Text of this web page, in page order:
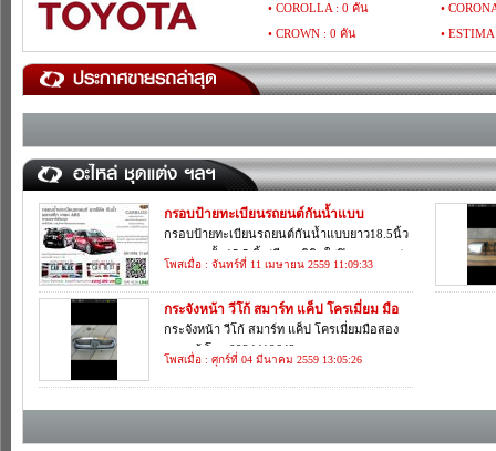
• COROLLA : 0 คัน
•
• CROWN : 0 คัน
•
• HARRIER : 0 คัน
• HIACE
• IPSUM : 0 คัน
• IST : 0
• LAND CRUISER : 0 คัน
•
• MARK : 0 คัน
• MR : 0
• PORTE : 0 คัน
•
• RAV4 : 0 คัน
•
•
• SOLUNA : 0 คัน
• SUPER CUSTOM : 0 คัน
• TRUENO : 0 คัน
• VOXY : 0 คัน
• WISH :
กรอบป้ายทะเบียนรถยนต์กันน้ำแบบ
ยาว18.5นิ้ว และแบบสั้น15.5 นิ้ว
กรอบป้ายทะเบียนรถยนต์กันน้ำแบบยาว18.5นิ้ว
และแบบสั้น15.5 นิ้ว(มีอะคริลิคใสปิดตรงกลาง)
โพสเมื่อ : จันทร์ที่ 11 เมษายน 2559 11:09:33
กระจังหน้า วีโก้ สมาร์ท แค็ป โครเมี่ยม มือ
สอง ของแท้ โทร 0924419642
กระจังหน้า วีโก้ สมาร์ท แค็ป โครเมี่ยมมือสอง
ของแท้ โทร 0924419642
โพสเมื่อ : ศุกร์ที่ 04 มีนาคม 2559 13:05:26